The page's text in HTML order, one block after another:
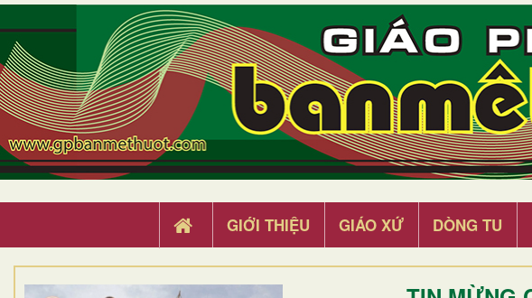
GIỚI THIỆU GIÁO XỨ DÒNG TU